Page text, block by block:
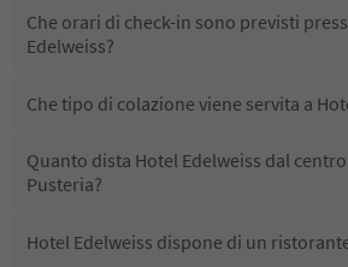
Che orari di check-in sono previsti
Edelweiss?
Che tipo di colazione viene servita a
Quanto dista Hotel Edelweiss dal
Pusteria?
Hotel Edelweiss dispone di un